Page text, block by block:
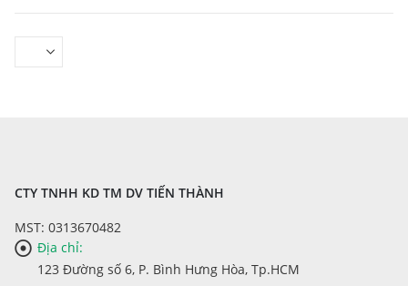
tùy
chọn
thể
đến
CTY TNHH KD TM DV TIẾN THÀNH
MST: 0313670482
Địa chỉ:
123 Đường số 6, P. Bình Hưng Hòa, Tp.HCM